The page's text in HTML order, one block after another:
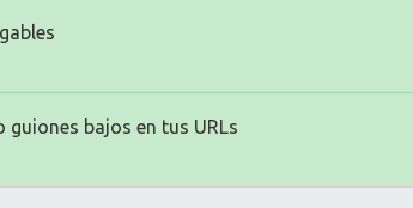
bajos en tus URLs